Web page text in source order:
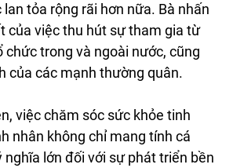
tỏa rộng rãi hơn nữa. Bà nhấn
của việc thu hút sự tham gia từ
chức trong và ngoài nước, cũng
của các mạnh thường quân.
việc chăm sóc sức khỏe tinh
nhân không chỉ mang tính cá
nghĩa lớn đối với sự phát triển bền